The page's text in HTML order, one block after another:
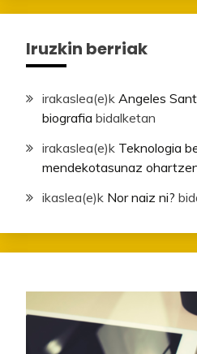
Iruzkin berriak
irakaslea(e)k Angeles
biografia bidalketan
irakaslea(e)k Teknologia
mendekotasunaz
ikaslea(e)k Nor naiz ni?